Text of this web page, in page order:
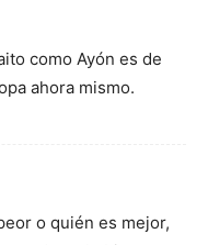
como Ayón es de
ahora mismo.
o quién es mejor,